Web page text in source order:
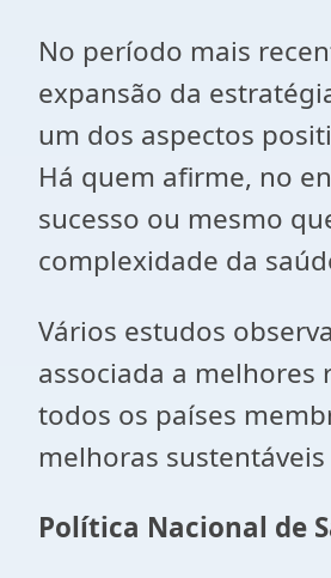
No período mais
expansão da
um dos aspectos
Há quem afirme, no
sucesso ou mesmo
complexidade da
Vários estudos
associada a melhores
todos os países
melhoras
Política Nacional de